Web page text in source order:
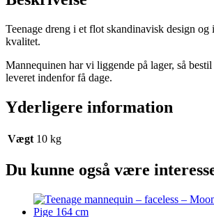
Teenage dreng i et flot skandinavisk design og
kvalitet.
Mannequinen har vi liggende på lager, så
leveret indenfor få dage.
Yderligere information
Vægt 10 kg
Du kunne også være